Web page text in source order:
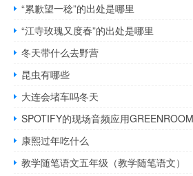
“累歉望一稔”的出处是哪里
“江寺玫瑰又度春”的出处是哪里
冬天带什么去野营
昆虫有哪些
大连会堵车吗冬天
SPOTIFY的现场音频应用
康熙过年吃什么
教学随笔语文五年级（教学随笔语文）